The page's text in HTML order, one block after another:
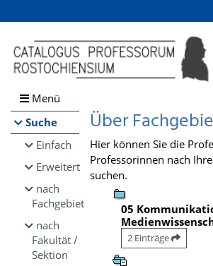
Browsen
direkt zum Inhalt
Menü
Suche
Einfach
Erweitert
nach
Fachgebiet
nach
Fakultät /
Sektion
Über
Hier können Sie die
Professorinnen nach
suchen.
05
2 Einträge